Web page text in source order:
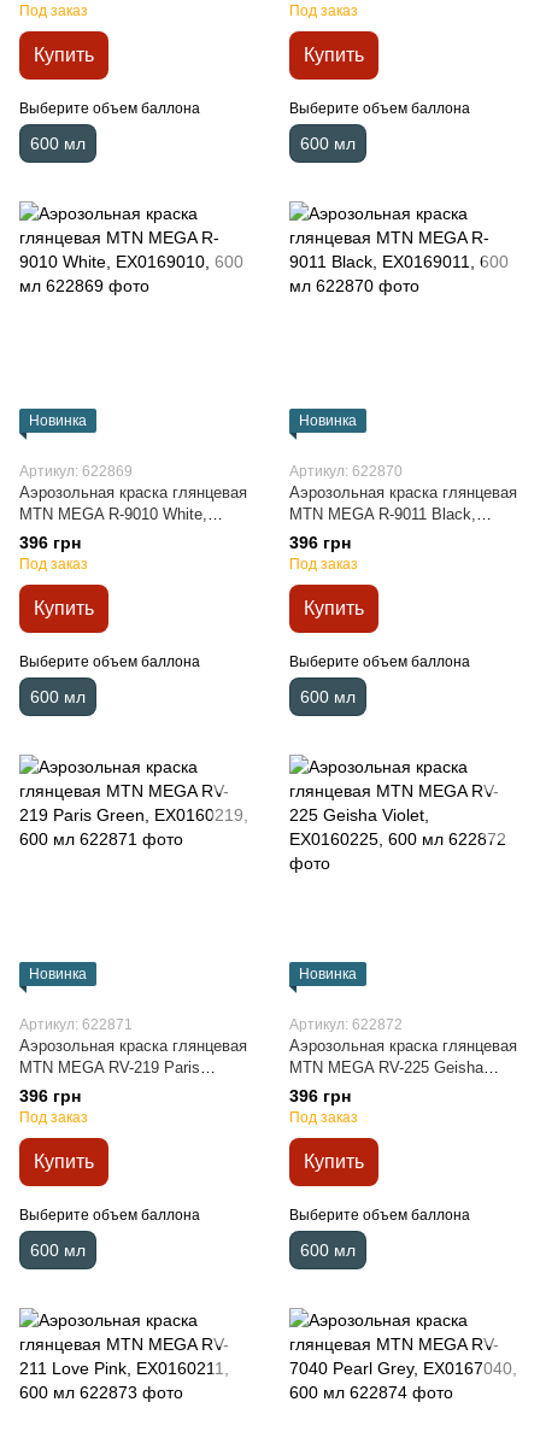
Под заказ
Купить
Выберите объем баллона
600 мл
Под заказ
Купить
Выберите объем баллона
600 мл
Новинка
Артикул: 622869
Аэрозольная краска глянцевая
MTN MEGA R-9010 White,
EX0169010, 600 мл
396 грн
Под заказ
Купить
Выберите объем баллона
600 мл
Новинка
Артикул: 622870
Аэрозольная краска глянцевая
MTN MEGA R-9011 Black,
EX0169011, 600 мл
396 грн
Под заказ
Купить
Выберите объем баллона
600 мл
Новинка
Артикул: 622871
Аэрозольная краска глянцевая
MTN MEGA RV-219 Paris
Green, EX0160219, 600 мл
396 грн
Под заказ
Купить
Выберите объем баллона
600 мл
Новинка
Артикул: 622872
Аэрозольная краска глянцевая
MTN MEGA RV-225 Geisha
Violet, EX0160225, 600 мл
396 грн
Под заказ
Купить
Выберите объем баллона
600 мл